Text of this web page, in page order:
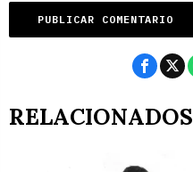
RELACIONADOS